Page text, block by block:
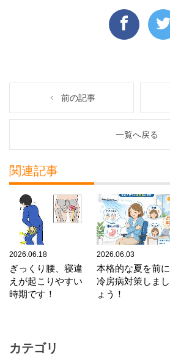
前の記事
一覧へ戻る
関連記事
2026.06.18
ぎっくり腰、寝違
えが起こりやすい
時期です！
2026.06.03
本格的な夏を前に
冷房病対策しまし
ょう！
カテゴリ